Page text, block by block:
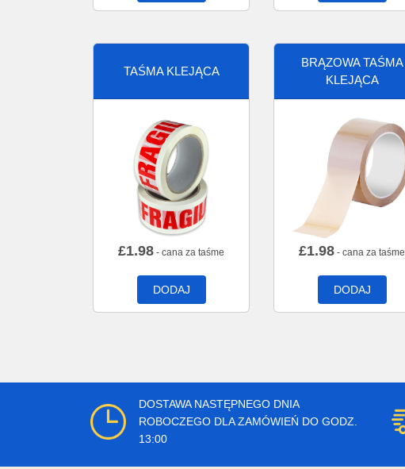
TAŚMA KLEJĄCA
£1.98 - cana za taśme
DODAJ
BRĄZOWA TAŚMA
KLEJĄCA
£1.98 - cana za taśme
DODAJ
DOSTAWA NASTĘPNEGO DNIA
ROBOCZEGO DLA ZAMÓWIEŃ DO GODZ.
13:00